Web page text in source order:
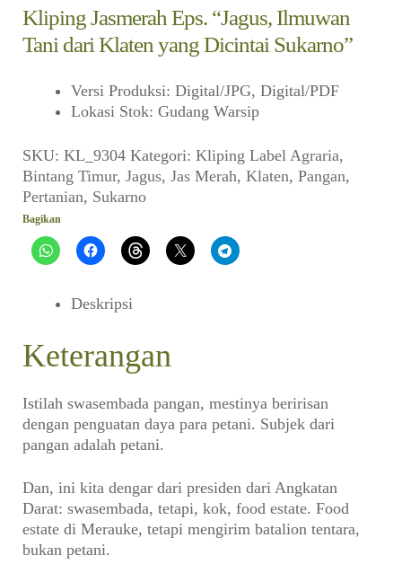
Reseller
Kliping Jasmerah Eps. “Jagus, Ilmuwan
Tani dari Klaten yang Dicintai Sukarno”
Versi Produksi: Digital/JPG, Digital/PDF
Lokasi Stok: Gudang Warsip
SKU:KL_9304 Kategori:Kliping Label Agraria,
Bintang Timur,Jagus,Jas Merah,Klaten,Pangan,
Pertanian, Sukarno
Bagikan
Deskripsi
Keterangan
Istilah swasembada pangan, mestinya beririsan
dengan penguatan daya para petani. Subjek dari
pangan adalah petani.
Dan, ini kita dengar dari presiden dari Angkatan
Darat: swasembada, tetapi, kok, food estate. Food
estate di Merauke, tetapi mengirim batalion tentara,
bukan petani.